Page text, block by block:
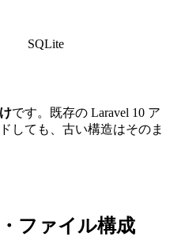
SQLite
です。既存の Laravel 10 ア
しても、古い構造はそのま
ファイル構成